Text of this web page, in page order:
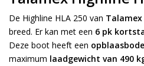
De Highline HLA 250 van Talamex
breed. Er kan met een 6 pk
Deze boot heeft een
maximum laadgewicht van 490